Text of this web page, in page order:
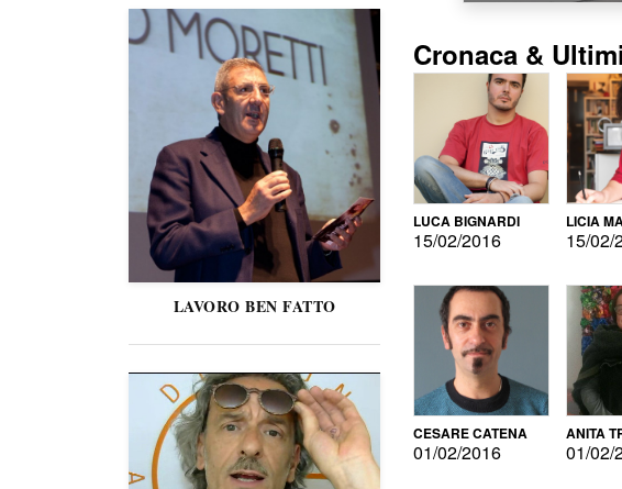
LAVORO BEN FATTO
Cronaca &
LUCA BIGNARDI
15/02/2016
LICIA
15/02/
CESARE CATENA
01/02/2016
ANITA
01/02/